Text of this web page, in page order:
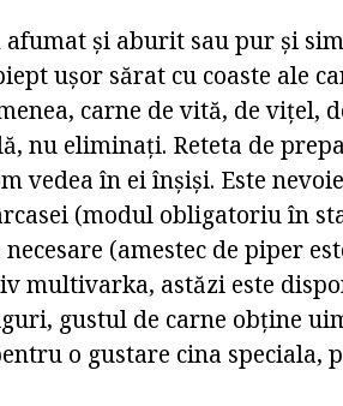
afumat și aburit sau pur și
ușor sărat cu coaste ale
carne de vită, de vițel,
nu eliminați. Reteta de
vedea în ei înșiși. Este
(modul obligatoriu în
(amestec de piper
multivarka, astăzi este
gustul de carne obține
o gustare cina speciala,